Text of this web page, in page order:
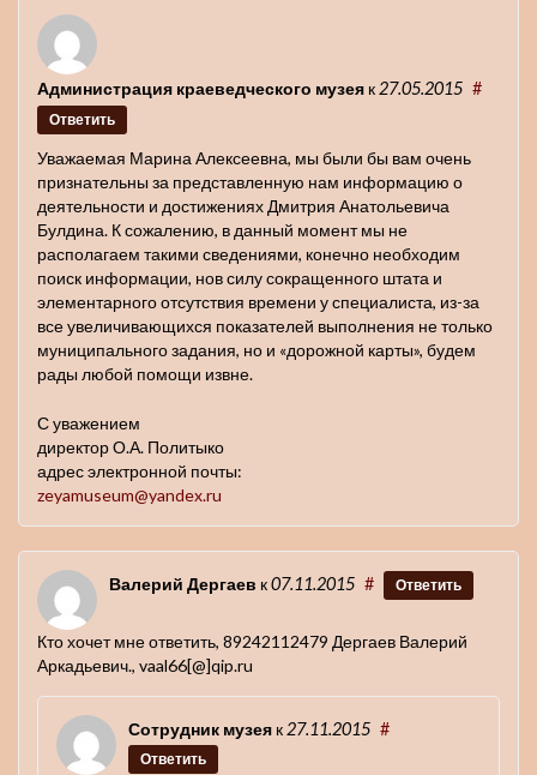
Администрация краеведческого музея к 27.05.2015 #
Ответить
Уважаемая Марина Алексеевна, мы были бы вам очень
признательны за представленную нам информацию о
деятельности и достижениях Дмитрия Анатольевича
Булдина. К сожалению, в данный момент мы не
располагаем такими сведениями, конечно необходим
поиск информации, нов силу сокращенного штата и
элементарного отсутствия времени у специалиста, из-за
все увеличивающихся показателей выполнения не только
муниципального задания, но и «дорожной карты», будем
рады любой помощи извне.
С уважением
директор О.А. Политыко
адрес электронной почты:
zeyamuseum@yandex.ru
Валерий Дергаев к07.11.2015 # Ответить
Кто хочет мне ответить, 89242112479 Дергаев Валерий
Аркадьевич., vaal66[@]qip.ru
Сотрудник музея к 27.11.2015 #
Ответить